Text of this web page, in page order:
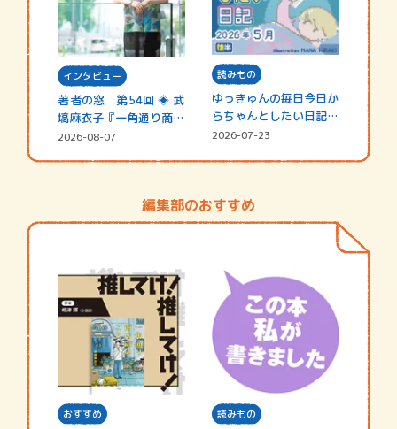
インタビュー
著者の窓 第54回 ◈ 武
塙麻衣子『一角通り商店
街の…
2026-08-07
読みもの
ゆっきゅんの毎日今日か
らちゃんとしたい日記
☆202…
2026-07-23
編集部のおすすめ
おすすめ 読みもの